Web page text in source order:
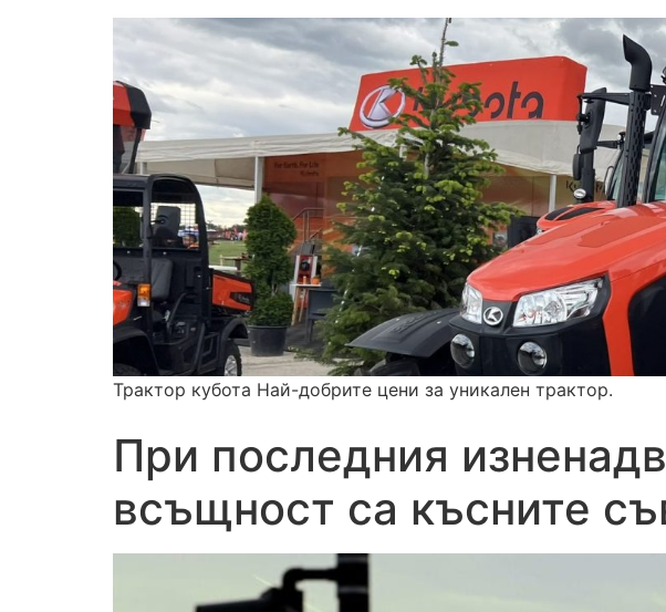
Трактор кубота Най-добрите цени за уникален трактор.
При последния
всъщност са късните